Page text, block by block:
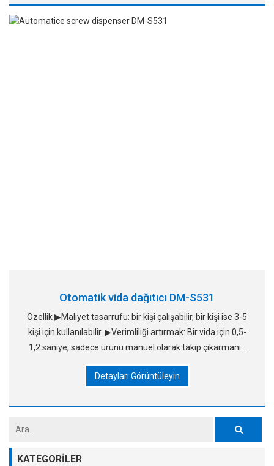
Otomatik vida dağıtıcı DM-S531
Özellik ▶Maliyet tasarrufu: bir kişi çalışabilir, bir kişi ise 3-5
kişi için kullanılabilir. ▶Verimliliği artırmak: Bir vida için 0,5-
1,2 saniye, sadece ürünü manuel olarak takıp çıkarmanız
Detayları Görüntüleyin
KATEGORILER